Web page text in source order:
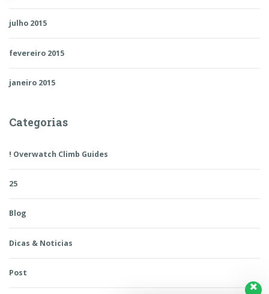
julho 2015
fevereiro 2015
janeiro 2015
Categorias
! Overwatch Climb Guides
25
Blog
Dicas & Noticias
Post